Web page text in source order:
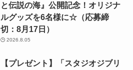
と伝説の海』公開記念！オリジナ
ルグッズを6名様に☆（応募締
切：8月17日）
2026.8.05
【プレゼント】「スタジオジブリ